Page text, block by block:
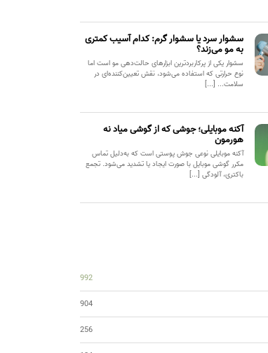
سشوار سرد یا سشوار گرم: کدام آسیب کمتری
به مو می‌زند؟
سشوار یکی از پرکاربردترین ابزارهای حالت‌دهی مو است اما
نوع حرارتی که استفاده می‌شود، نقش تعیین‌کننده‌ای در
سلامت... [...]
آکنه موبایلی؛ جوشی که از گوشی میاد نه
هورمون
آکنه موبایلی نوعی جوش پوستی است که به‌دلیل تماس
مکرر گوشی موبایل با صورت ایجاد یا تشدید می‌شود. تجمع
باکتری، آلودگی [...]
992
904
256